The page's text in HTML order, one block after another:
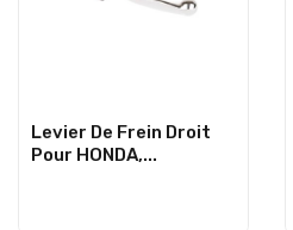
Levier De Frein Droit
Pour HONDA,...